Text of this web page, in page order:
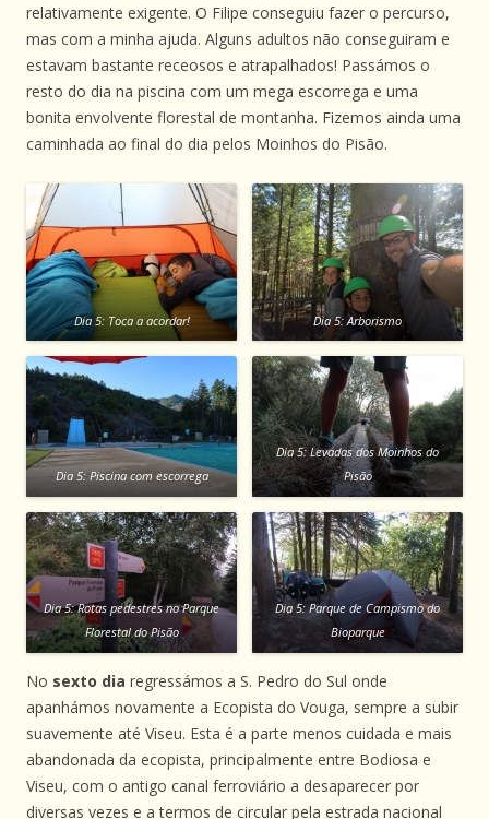
relativamente exigente. O Filipe conseguiu fazer o percurso,
mas com a minha ajuda. Alguns adultos não conseguiram e
estavam bastante receosos e atrapalhados! Passámos o
resto do dia na piscina com um mega escorrega e uma
bonita envolvente florestal de montanha. Fizemos ainda uma
caminhada ao final do dia pelos Moinhos do Pisão.
Dia 5: Toca a acordar! Dia 5: Arborismo
Dia 5: Piscina com escorrega
Dia 5: Levadas dos Moinhos do
Pisão
Dia 5: Rotas pedestres no Parque
Florestal do Pisão
Dia 5: Parque de Campismo do
Bioparque
No sexto dia regressámos a S. Pedro do Sul onde
apanhámos novamente a Ecopista do Vouga, sempre a subir
suavemente até Viseu. Esta é a parte menos cuidada e mais
abandonada da ecopista, principalmente entre Bodiosa e
Viseu, com o antigo canal ferroviário a desaparecer por
diversas vezes e a termos de circular pela estrada nacional